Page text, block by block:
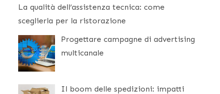
La qualità dell’assistenza tecnica: come
sceglierla per la ristorazione
Progettare campagne di advertising
multicanale
Il boom delle spedizioni: impatti